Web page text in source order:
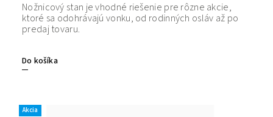
Do košíka
Nožnicový stan je vhodné riešenie pre rôzne akcie,
ktoré sa odohrávajú vonku, od rodinných osláv až po
predaj tovaru.
Akcia